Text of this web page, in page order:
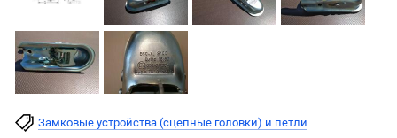
Замковые устройства (сцепные головки) и петли